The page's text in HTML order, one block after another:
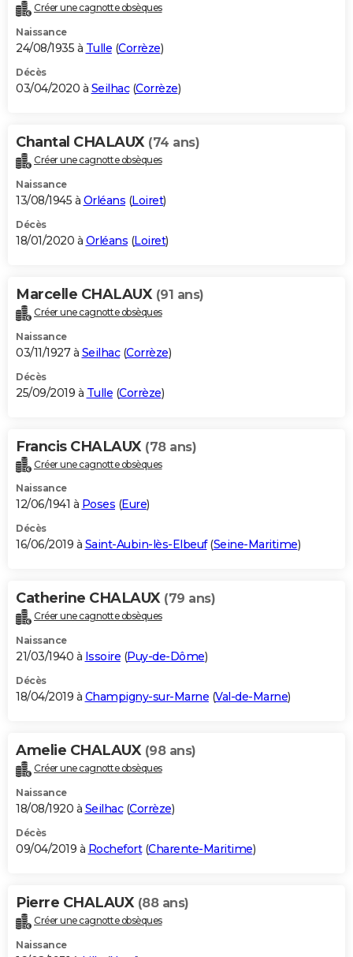
Créer une cagnotte obsèques
Naissance
24/08/1935 à Tulle (Corrèze)
Décès
03/04/2020 à Seilhac(Corrèze)
Chantal CHALAUX (74 ans)
Créer une cagnotte obsèques
Naissance
13/08/1945 à Orléans (Loiret)
Décès
18/01/2020 à Orléans (Loiret)
Marcelle CHALAUX (91 ans)
Créer une cagnotte obsèques
Naissance
03/11/1927 à Seilhac(Corrèze)
Décès
25/09/2019 à Tulle (Corrèze)
Francis CHALAUX (78 ans)
Créer une cagnotte obsèques
Naissance
12/06/1941 à Poses (Eure)
Décès
16/06/2019 à Saint-Aubin-lès-Elbeuf(Seine-Maritime)
Catherine CHALAUX (79 ans)
Créer une cagnotte obsèques
Naissance
21/03/1940 à Issoire (Puy-de-Dôme)
Décès
18/04/2019 à Champigny-sur-Marne (Val-de-Marne)
Amelie CHALAUX (98 ans)
Créer une cagnotte obsèques
Naissance
18/08/1920 à Seilhac(Corrèze)
Décès
09/04/2019 à Rochefort(Charente-Maritime)
Pierre CHALAUX (88 ans)
Créer une cagnotte obsèques
Naissance